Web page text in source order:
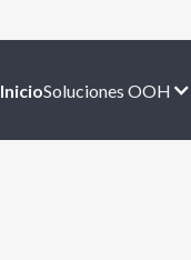
InicioSoluciones OOH